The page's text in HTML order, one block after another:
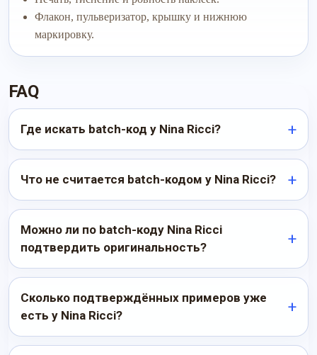
Флакон, пульверизатор, крышку и нижнюю
маркировку.
FAQ
Где искать batch-код у Nina Ricci?
Что не считается batch-кодом у Nina Ricci?
Можно ли по batch-коду Nina Ricci
подтвердить оригинальность?
Сколько подтверждённых примеров уже
есть у Nina Ricci?